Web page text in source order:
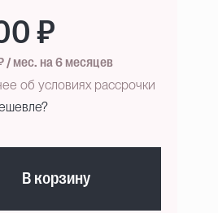
₽
/ мес. на 6 месяцев
об условиях рассрочки
В корзину